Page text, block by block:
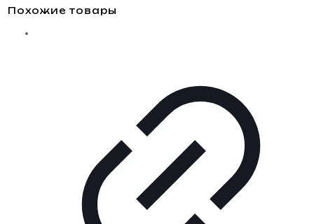
Похожие товары